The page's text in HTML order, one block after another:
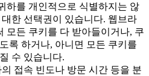
하를 개인적으로 식별하지는 않
한 선택권이 있습니다. 웹브라
모든 쿠키를 다 받아들이거나, 쿠
록 하거나, 아니면 모든 쿠키를
수 있습니다.
접속 빈도나 방문 시간 등을 분